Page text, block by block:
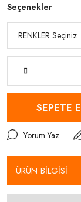
Seçenekler
SEPETE
Yorum Yaz
ÜRÜN BİLGİSİ